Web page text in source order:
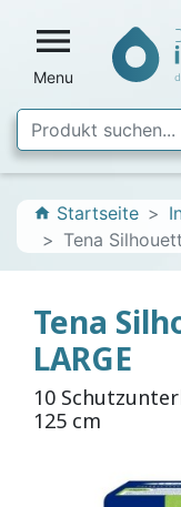

Menu
home Startseite
Tena
Tena
LARGE
10
125 cm